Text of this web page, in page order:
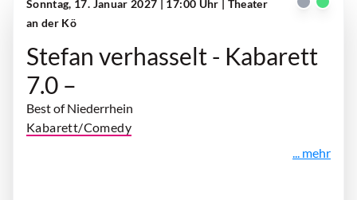
Sonntag, 17. Januar 2027 | 17:00 Uhr | Theater
an der Kö
Stefan verhasselt - Kabarett
7.0 –
Best of Niederrhein
Kabarett/Comedy
... mehr